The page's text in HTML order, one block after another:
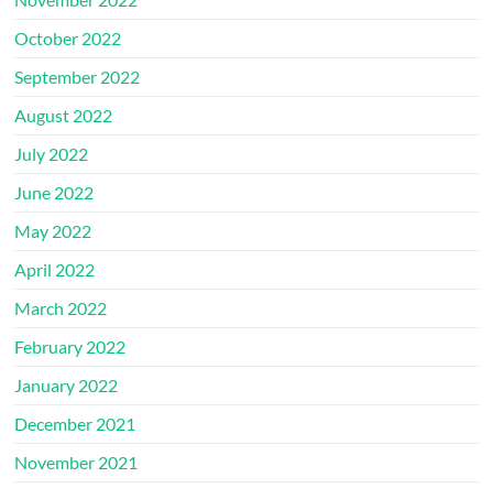
October 2022
September 2022
August 2022
July 2022
June 2022
May 2022
April 2022
March 2022
February 2022
January 2022
December 2021
November 2021